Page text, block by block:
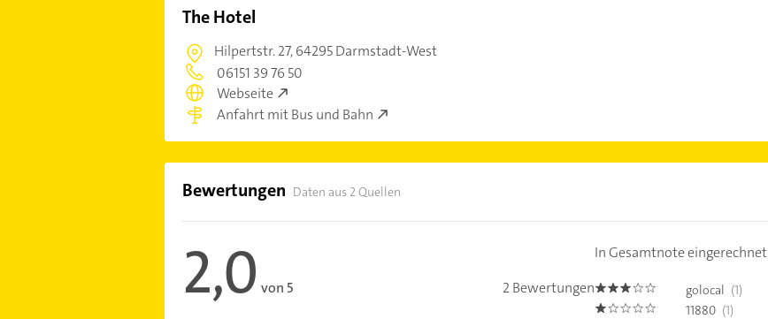
The Hotel
Hilpertstr. 27,64295 Darmstadt-West
06151 39 76 50
Webseite
Anfahrt mit Bus und Bahn
Bewertungen Daten aus 2 Quellen
2,0 von 5 2 Bewertungen
In Gesamtnote eingerechnet
3.0 golocal (1)
1.0 11880 (1)